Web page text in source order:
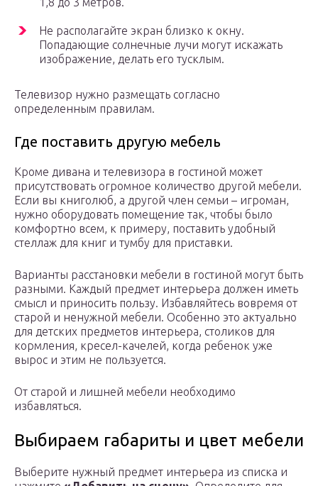
Не располагайте экран близко к окну.
Попадающие солнечные лучи могут искажать
изображение, делать его тусклым.
Телевизор нужно размещать согласно
определенным правилам.
Где поставить другую мебель
Кроме дивана и телевизора в гостиной может
присутствовать огромное количество другой мебели.
Если вы книголюб, а другой член семьи – игроман,
нужно оборудовать помещение так, чтобы было
комфортно всем, к примеру, поставить удобный
стеллаж для книг и тумбу для приставки.
Варианты расстановки мебели в гостиной могут быть
разными. Каждый предмет интерьера должен иметь
смысл и приносить пользу. Избавляйтесь вовремя от
старой и ненужной мебели. Особенно это актуально
для детских предметов интерьера, столиков для
кормления, кресел-качелей, когда ребенок уже
вырос и этим не пользуется.
От старой и лишней мебели необходимо
избавляться.
Выбираем габариты и цвет мебели
Выберите нужный предмет интерьера из списка и